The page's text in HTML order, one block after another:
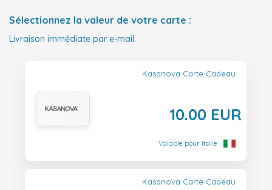
Sélectionnez la valeur de votre carte :
Livraison immédiate par e-mail.
Kasanova Carte Cadeau
10.00 EUR
Valable pour Italie
Kasanova Carte Cadeau